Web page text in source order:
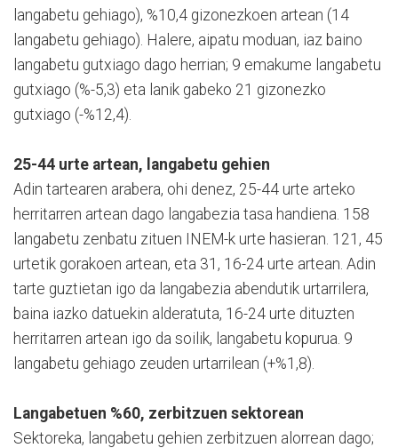
langabetu gehiago), %10,4 gizonezkoen artean (14
langabetu gehiago). Halere, aipatu moduan, iaz baino
langabetu gutxiago dago herrian; 9 emakume langabetu
gutxiago (%-5,3) eta lanik gabeko 21 gizonezko
gutxiago (-%12,4).
25-44 urte artean, langabetu gehien
Adin tartearen arabera, ohi denez, 25-44 urte arteko
herritarren artean dago langabezia tasa handiena. 158
langabetu zenbatu zituen INEM-k urte hasieran. 121, 45
urtetik gorakoen artean, eta 31, 16-24 urte artean. Adin
tarte guztietan igo da langabezia abendutik urtarrilera,
baina iazko datuekin alderatuta, 16-24 urte dituzten
herritarren artean igo da soilik, langabetu kopurua. 9
langabetu gehiago zeuden urtarrilean (+%1,8).
Langabetuen %60, zerbitzuen sektorean
Sektoreka, langabetu gehien zerbitzuen alorrean dago;